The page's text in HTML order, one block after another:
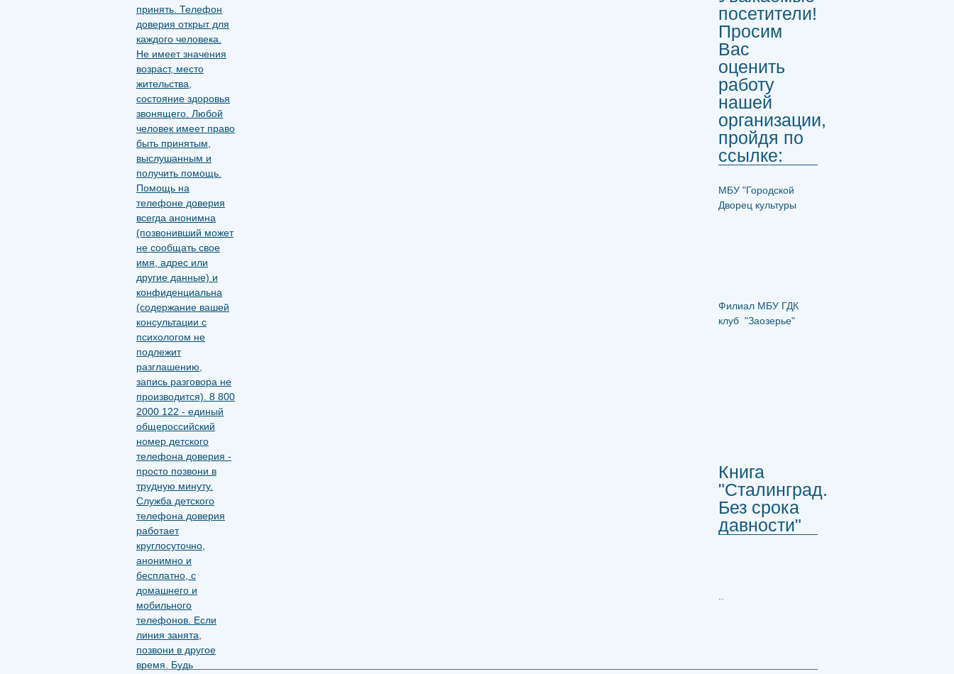
посетители!
Просим
Вас
оценить
работу
нашей
организации,
пройдя по
ссылке:
МБУ "Городской
Дворец культуры
Филиал МБУ ГДК
клуб "Заозерье"
Книга
"Сталинград.
Без срока
давности"